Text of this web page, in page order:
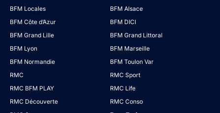
BFM Locales
BFM Alsace
BFM Côte d’Azur
BFM DICI
BFM Grand Lille
BFM Grand Littoral
BFM Lyon
BFM Marseille
BFM Normandie
BFM Toulon Var
RMC
RMC Sport
RMC BFM PLAY
RMC Life
RMC Découverte
RMC Conso